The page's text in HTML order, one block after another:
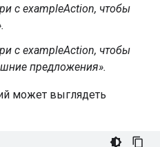
с exampleAction, чтобы
с exampleAction, чтобы
предложения».
может выглядеть